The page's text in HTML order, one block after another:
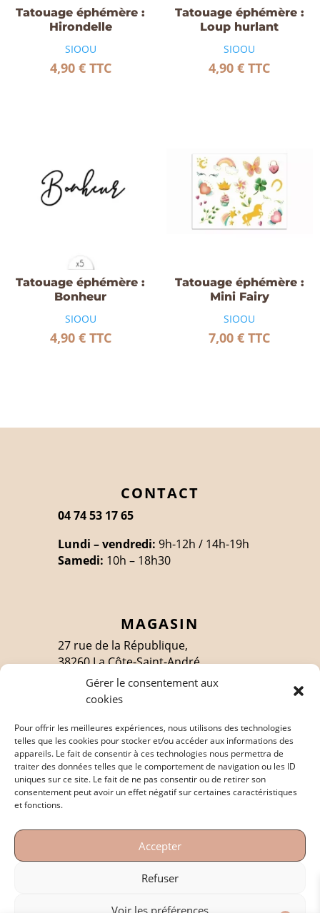
Gérer le consentement aux
cookies
Pour offrir les meilleures expériences, nous utilisons des technologies
telles que les cookies pour stocker et/ou accéder aux informations des
appareils. Le fait de consentir à ces technologies nous permettra de
traiter des données telles que le comportement de navigation ou les ID
uniques sur ce site. Le fait de ne pas consentir ou de retirer son
consentement peut avoir un effet négatif sur certaines caractéristiques
et fonctions.
Accepter
Refuser
Voir les préférences
Tatouage éphémère :
Hirondelle
SIOOU
4,90 € TTC
Tatouage éphémère :
Loup hurlant
SIOOU
4,90€ TTC
Tatouage éphémère :
Bonheur
SIOOU
4,90 € TTC
Tatouage éphémère :
Mini Fairy
SIOOU
7,00€ TTC
CONTACT
04 74 53 17 65
Lundi – vendredi: 9h-12h / 14h-19h
Samedi: 10h – 18h30
MAGASIN
27 rue de la République,
38260 La Côte-Saint-André
SUIVEZ-MOI
EN SAVOIR PLUS
Mentions légales
Conditions générales de vente